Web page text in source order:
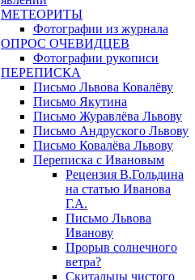
МЕТЕОРИТЫ
Фотографии из журнала
ОПРОС ОЧЕВИДЦЕВ
Фотографии рукописи
ПЕРЕПИСКА
Письмо Львова Ковалёву
Письмо Якутина
Письмо Журавлёва Львову
Письмо Андруского Львову
Письмо Ковалёва Львову
Переписка с Ивановым
Рецензия В.Гольдина
на статью Иванова
Г.А.
Письмо Львова
Иванову
Прорыв солнечного
ветра?
Скитальцы чистого